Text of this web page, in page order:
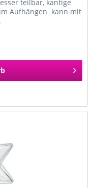
teilbar, kantige
Aufhängen kann mit